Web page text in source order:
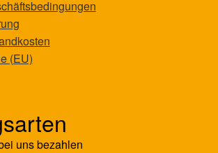
(EU)
uns bezahlen